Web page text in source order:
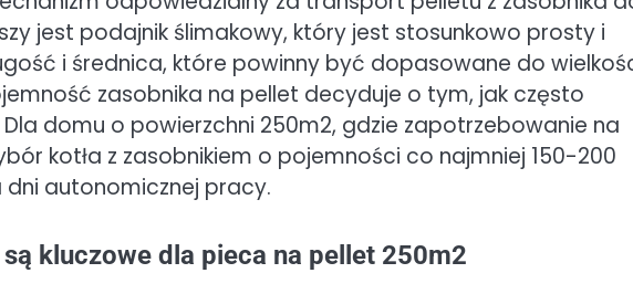
jest podajnik ślimakowy, który jest stosunkowo prosty i
i średnica, które powinny być dopasowane do
zasobnika na pellet decyduje o tym, jak często
domu o powierzchni 250m2, gdzie zapotrzebowanie na
kotła z zasobnikiem o pojemności co najmniej 150-200
autonomicznej pracy.
kluczowe dla pieca na pellet 250m2